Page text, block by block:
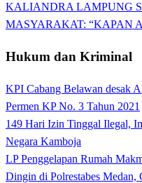
KALIANDRA LAMPUNG
MASYARAKAT: “KAPAN
Hukum dan Kriminal
KPI Cabang Belawan desak
Permen KP No. 3 Tahun 2021
149 Hari Izin Tinggal Ilegal,
Negara Kamboja
LP Penggelapan Rumah
Dingin di Polrestabes